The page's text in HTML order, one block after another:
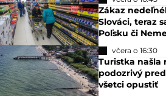
Zákaz
Slováci, teraz
Poľsku či
včera o 16:30
Turistka našla
podozrivý
všetci opustiť